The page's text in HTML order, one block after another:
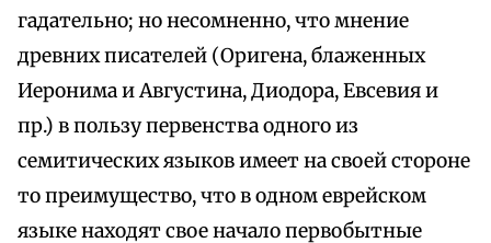
гадательно; но несомненно, что мнение
древних писателей (Оригена, блаженных
Иеронима и Августина, Диодора, Евсевия и
пр.) в пользу первенства одного из
семитических языков имеет на своей стороне
то преимущество, что в одном еврейском
языке находят свое начало первобытные